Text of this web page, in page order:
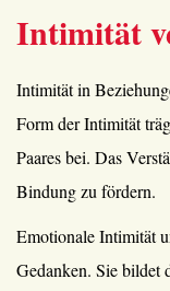
Intimität
Intimität in
Form der Intimität
Paares bei. Das
Bindung zu fördern.
Emotionale Intimität
Gedanken. Sie bildet